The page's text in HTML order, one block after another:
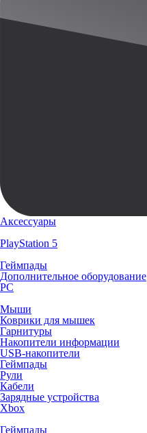
Аксессуары
PlayStation 5
Геймпады
Дополнительное оборудование
PC
Мыши
Коврики для мышек
Гарнитуры
Накопители информации
USB-накопители
Геймпады
Рули
Кабели
Зарядные устройства
Xbox
Геймпады